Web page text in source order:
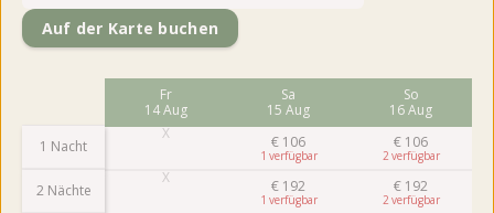
Auf der Karte buchen
1 Nacht
2 Nächte
Fr
14 Aug
Sa
15 Aug
€ 106
1
€ 192
1
So
16 Aug
€ 106
2
€ 192
2